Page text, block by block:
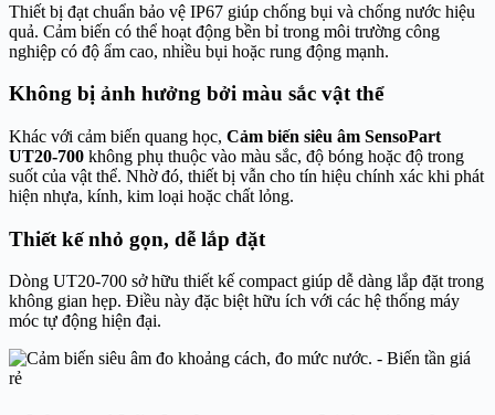
Thiết bị đạt chuẩn bảo vệ IP67 giúp chống bụi và chống nước hiệu
quả. Cảm biến có thể hoạt động bền bỉ trong môi trường công
nghiệp có độ ẩm cao, nhiều bụi hoặc rung động mạnh.
Không bị ảnh hưởng bởi màu sắc vật thể
Khác với cảm biến quang học, Cảm biến siêu âm SensoPart
UT20-700 không phụ thuộc vào màu sắc, độ bóng hoặc độ trong
suốt của vật thể. Nhờ đó, thiết bị vẫn cho tín hiệu chính xác khi phát
hiện nhựa, kính, kim loại hoặc chất lỏng.
Thiết kế nhỏ gọn, dễ lắp đặt
Dòng UT20-700 sở hữu thiết kế compact giúp dễ dàng lắp đặt trong
không gian hẹp. Điều này đặc biệt hữu ích với các hệ thống máy
móc tự động hiện đại.